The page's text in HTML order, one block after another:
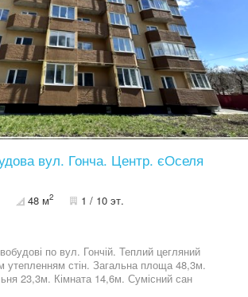
вул. Гонча. Центр. єОселя
48 м2 1 / 10 эт.
по вул. Гончій. Теплий цегляний
утепленням стін. Загальна площа 48,3м.
23,3м. Кімната 14,6м. Сумісний сан